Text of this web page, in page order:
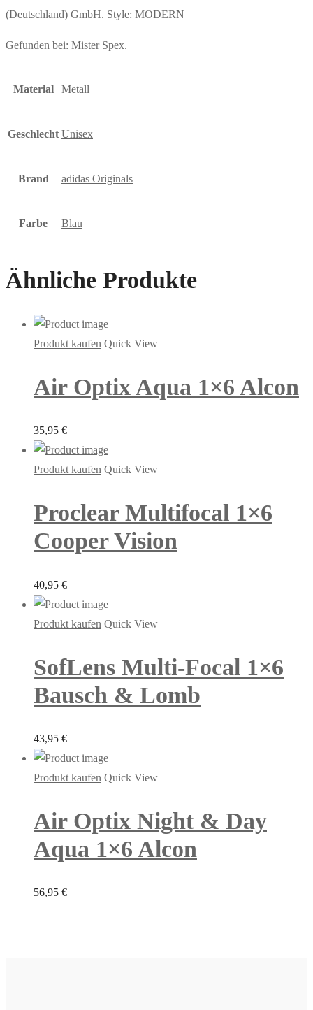
(Deutschland) GmbH. Style: MODERN
Gefunden bei: Mister Spex.
Material Metall
Geschlecht Unisex
Brand adidas Originals
Farbe Blau
Ähnliche Produkte
Produkt kaufen Quick View
Air Optix Aqua 1×6 Alcon
35,95 €
Produkt kaufen Quick View
Proclear Multifocal 1×6
Cooper Vision
40,95 €
Produkt kaufen Quick View
SofLens Multi-Focal 1×6
Bausch & Lomb
43,95 €
Produkt kaufen Quick View
Air Optix Night & Day
Aqua 1×6 Alcon
56,95 €